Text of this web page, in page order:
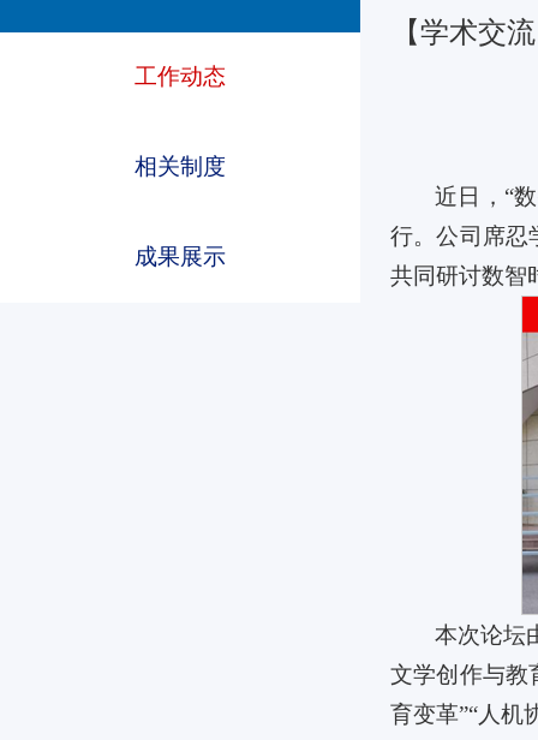
工作动态
相关制度
成果展示
【学术交
近日，“
行。公司席忍
共同研讨数智
本次论坛
文学创作与教
育变革”“人机